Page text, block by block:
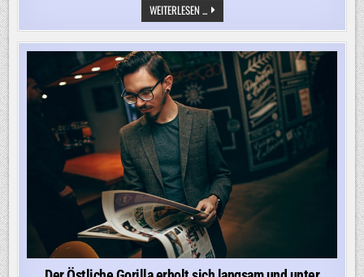
WEITERLESEN ...SPACEX-
RAKETENTEIL
UNGEPLANT
AUF
DEM
MOND
EINGESCHLAGEN